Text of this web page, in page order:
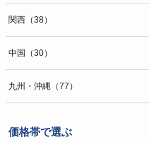
関西（38）
中国（30）
九州・沖縄（77）
価格帯で選ぶ